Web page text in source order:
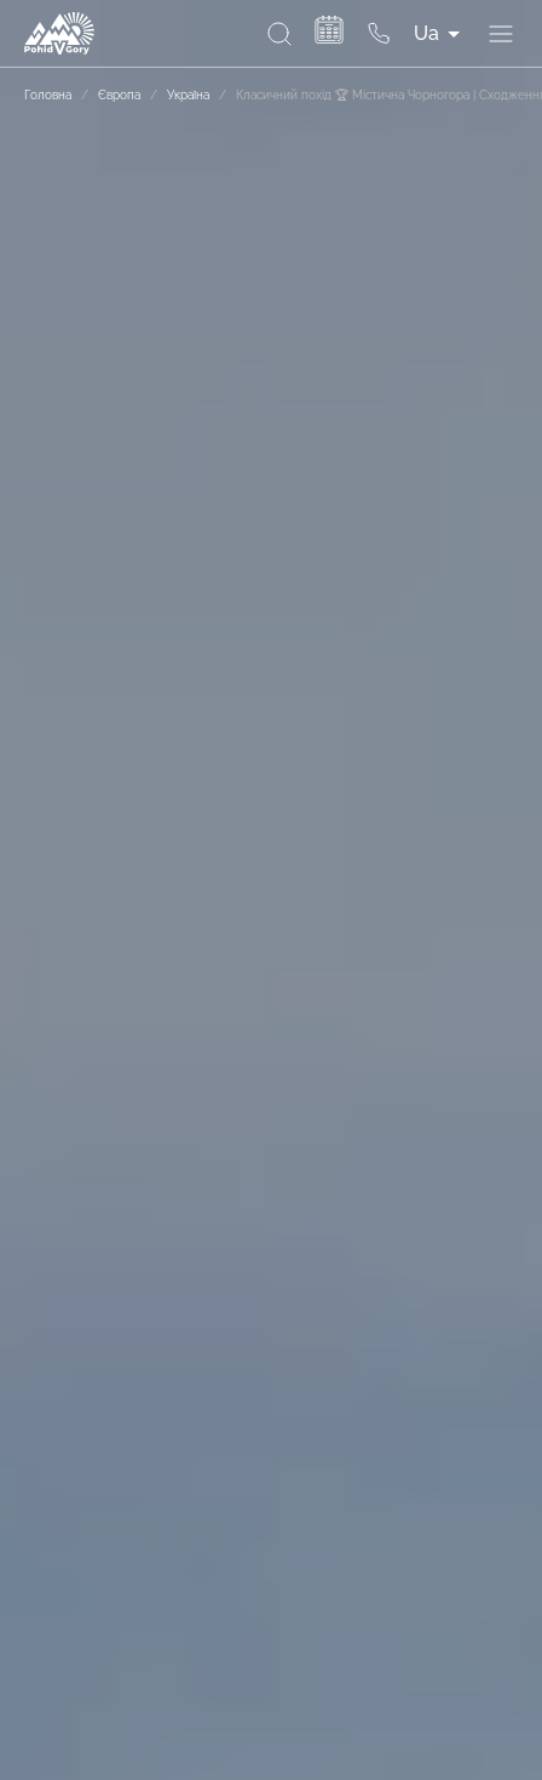
Ua
Головна / Європа / Україна / Класичний похід 🏆 Містична Чорногора |